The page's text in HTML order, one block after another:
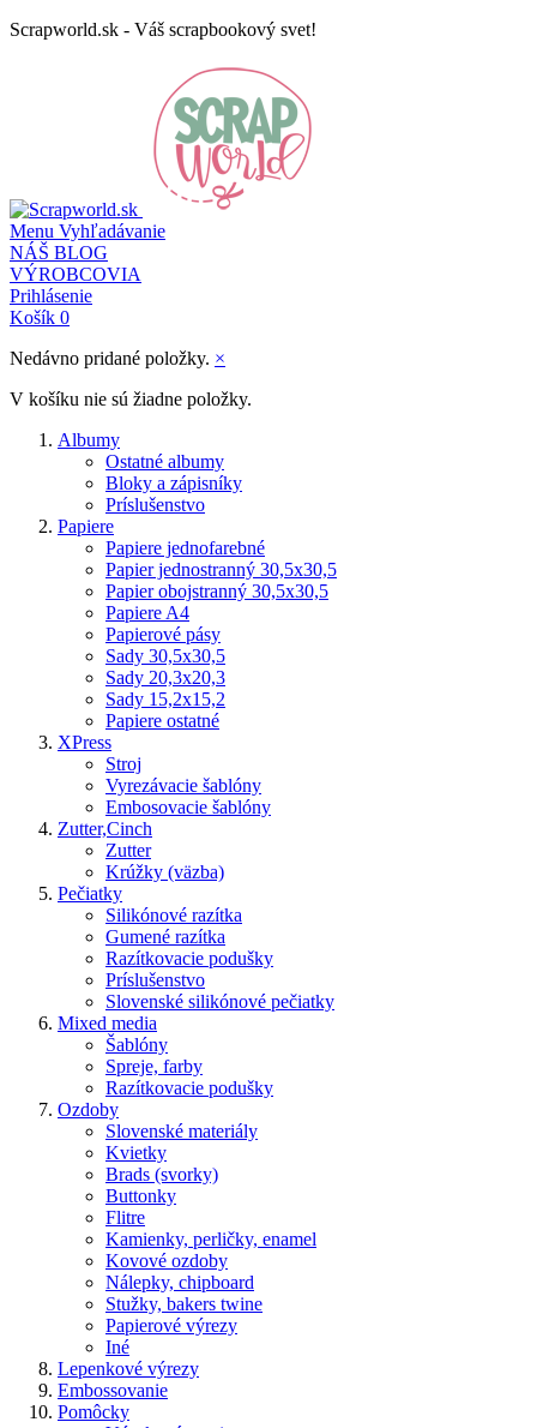
Scrapworld.sk - Váš scrapbookový svet!
Menu Vyhľadávanie
NÁŠ BLOG
VÝROBCOVIA
Prihlásenie
Košík 0
Nedávno pridané položky. ×
V košíku nie sú žiadne položky.
Albumy
Ostatné albumy
Bloky a zápisníky
Príslušenstvo
Papiere
Papiere jednofarebné
Papier jednostranný 30,5x30,5
Papier obojstranný 30,5x30,5
Papiere A4
Papierové pásy
Sady 30,5x30,5
Sady 20,3x20,3
Sady 15,2x15,2
Papiere ostatné
XPress
Stroj
Vyrezávacie šablóny
Embosovacie šablóny
Zutter,Cinch
Zutter
Krúžky (väzba)
Pečiatky
Silikónové razítka
Gumené razítka
Razítkovacie podušky
Príslušenstvo
Slovenské silikónové pečiatky
Mixed media
Šablóny
Spreje, farby
Razítkovacie podušky
Ozdoby
Slovenské materiály
Kvietky
Brads (svorky)
Buttonky
Flitre
Kamienky, perličky, enamel
Kovové ozdoby
Nálepky, chipboard
Stužky, bakers twine
Papierové výrezy
Iné
Lepenkové výrezy
Embossovanie
Pomôcky